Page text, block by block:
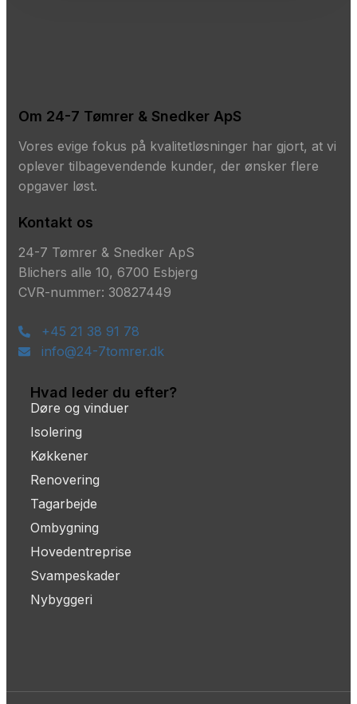
Om 24-7 Tømrer & Snedker ApS
Vores evige fokus på kvalitetløsninger har gjort, at vi
oplever tilbagevendende kunder, der ønsker flere
opgaver løst.
Kontakt os
24-7 Tømrer & Snedker ApS
Blichers alle 10, 6700 Esbjerg
CVR-nummer: 30827449
+45 21 38 91 78
info@24-7tomrer.dk
Hvad leder du efter?
Døre og vinduer
Isolering
Køkkener
Renovering
Tagarbejde
Ombygning
Hovedentreprise
Svampeskader
Nybyggeri